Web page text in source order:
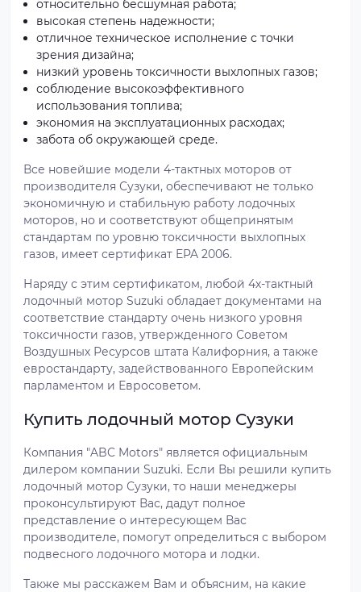
относительно бесшумная работа;
высокая степень надежности;
отличное техническое исполнение с точки
зрения дизайна;
низкий уровень токсичности выхлопных газов;
соблюдение высокоэффективного
использования топлива;
экономия на эксплуатационных расходах;
забота об окружающей среде.
Все новейшие модели 4-тактных моторов от
производителя Сузуки, обеспечивают не только
экономичную и стабильную работу лодочных
моторов, но и соответствуют общепринятым
стандартам по уровню токсичности выхлопных
газов, имеет сертификат EPA 2006.
Наряду с этим сертификатом, любой 4х-тактный
лодочный мотор Suzuki обладает документами на
соответствие стандарту очень низкого уровня
токсичности газов, утвержденного Советом
Воздушных Ресурсов штата Калифорния, а также
евростандарту, задействованного Европейским
парламентом и Евросоветом.
Купить лодочный мотор Сузуки
Компания "ABC Motors" является официальным
дилером компании Suzuki. Если Вы решили купить
лодочный мотор Сузуки, то наши менеджеры
проконсультируют Вас, дадут полное
представление о интересующем Вас
производителе, помогут определиться с выбором
подвесного лодочного мотора и лодки.
Также мы расскажем Вам и объясним, на какие